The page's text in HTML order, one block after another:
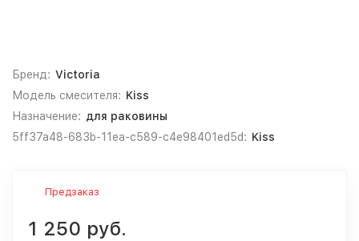
Бренд: Victoria
Модель смесителя: Kiss
Назначение: для раковины
5ff37a48-683b-11ea-c589-c4e98401ed5d: Kiss
Предзаказ
1 250 руб.